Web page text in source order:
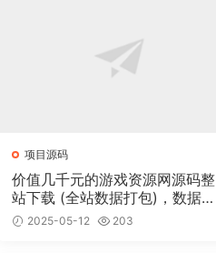
项目源码
价值几千元的游戏资源网源码整
站下载 (全站数据打包)，数据里
面有200多个宝贝。
2025-05-12 203